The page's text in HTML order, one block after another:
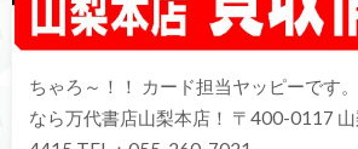
ちゃろ～！！ カード担当ヤッピーで
なら万代書店山梨本店！ 〒400-0117